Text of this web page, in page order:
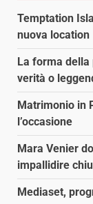
Temptation
nuova location
La forma della
verità o
Matrimonio in
l’occasione
Mara Venier
impallidire
Mediaset,